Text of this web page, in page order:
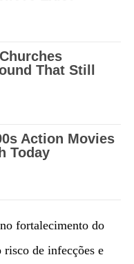
fortalecimento do
de infecções e